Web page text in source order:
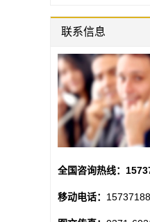
联系信息
全国咨询热线：
移动电话：